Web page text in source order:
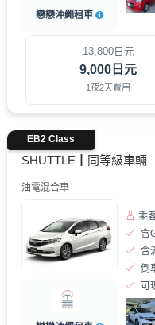
戀戀沖繩租車
13,800日元
9,000日元
1夜2天費用
SHUTTLE┃同等級車輛
EB2 Class
油電混合車
乘
含
含
倒
可